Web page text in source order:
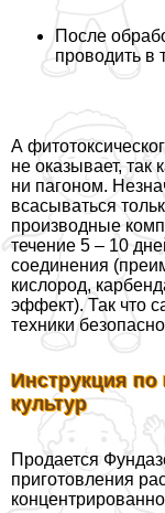
После
проводить в
А
не оказывает, так
ни пагоном.
всасываться
производные
течение 5 – 10
соединения
кислород,
эффект). Так что
техники
Инструкция
культур
Продается
приготовления